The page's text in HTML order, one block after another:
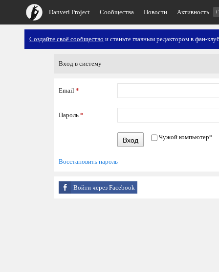
Danveri Project Сообщества Новости Активность
Создайте своё сообщество и станьте главным редактором в фан-
Вход в систему
Email *
Пароль *
Вход Чужой компьютер*
Восстановить пароль
Войти через Facebook